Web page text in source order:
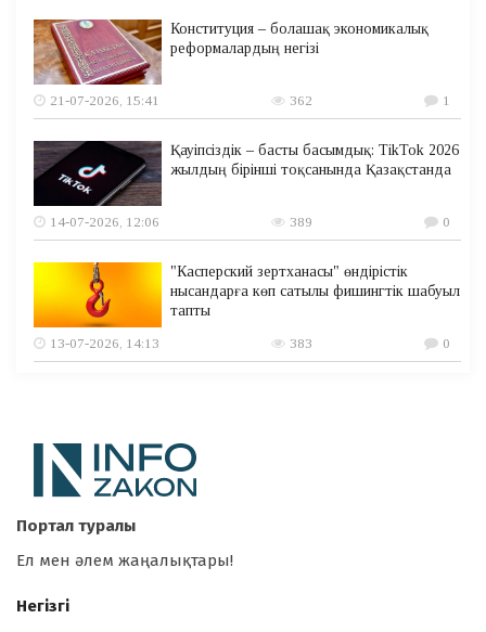
Конституция – болашақ экономикалық
реформалардың негізі
21-07-2026, 15:41 362 1
Қауіпсіздік – басты басымдық: TikTok 2026
жылдың бірінші тоқсанында Қазақстанда
14-07-2026, 12:06 389 0
"Касперский зертханасы" өндірістік
нысандарға көп сатылы фишингтік шабуыл
тапты
13-07-2026, 14:13
383 0
Портал туралы
Ел мен әлем жаңалықтары!
Негізгі